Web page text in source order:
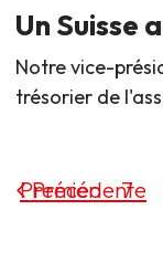
Un Suisse
Notre vice-
trésorier de
Précédente
Premier 7